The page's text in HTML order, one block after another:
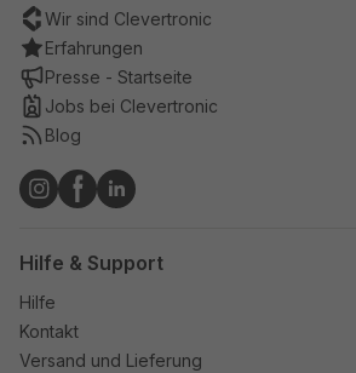
Wir sind Clevertronic
Erfahrungen
Presse - Startseite
Jobs bei Clevertronic
Blog
Hilfe & Support
Hilfe
Kontakt
Versand und Lieferung